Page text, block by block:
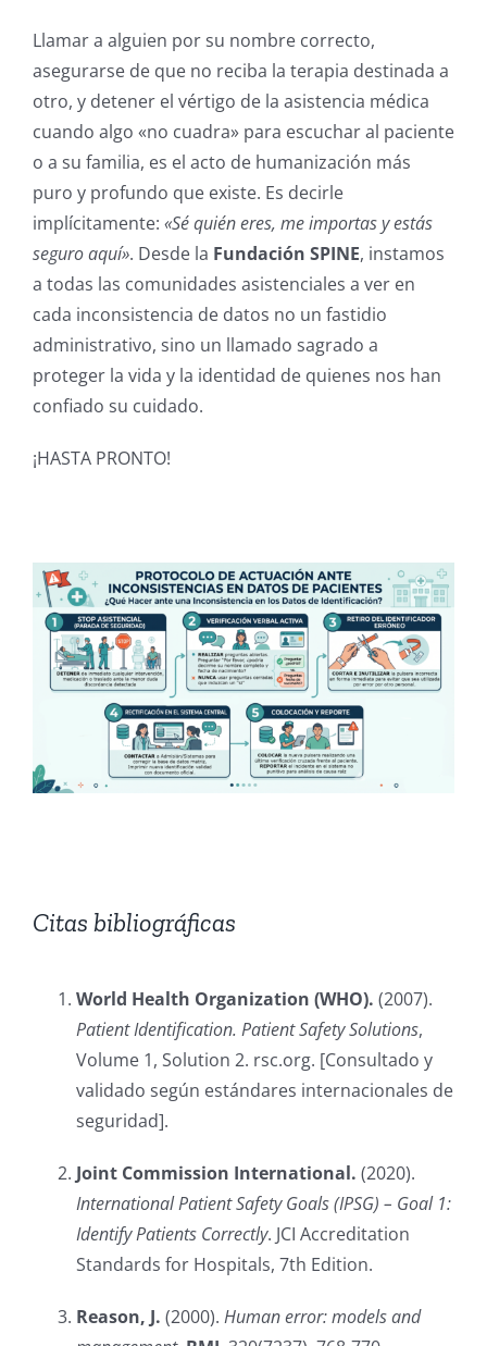
Llamar a alguien por su nombre correcto,
asegurarse de que no reciba la terapia destinada a
otro, y detener el vértigo de la asistencia médica
cuando algo «no cuadra» para escuchar al paciente
o a su familia, es el acto de humanización más
puro y profundo que existe. Es decirle
implícitamente: «Sé quién eres, me importas y estás
seguro aquí». Desde la Fundación SPINE, instamos
a todas las comunidades asistenciales a ver en
cada inconsistencia de datos no un fastidio
administrativo, sino un llamado sagrado a
proteger la vida y la identidad de quienes nos han
confiado su cuidado.
¡HASTA PRONTO!
Citas bibliográficas
World Health Organization (WHO). (2007).
Patient Identification. Patient Safety Solutions,
Volume 1, Solution 2. rsc.org. [Consultado y
validado según estándares internacionales de
seguridad].
Joint Commission International. (2020).
International Patient Safety Goals (IPSG) – Goal 1:
Identify Patients Correctly. JCI Accreditation
Standards for Hospitals, 7th Edition.
Reason, J. (2000). Human error: models and